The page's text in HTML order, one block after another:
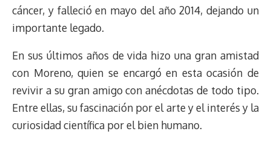
cáncer, y falleció en mayo del año 2014, dejando un
importante legado.
En sus últimos años de vida hizo una gran amistad
con Moreno, quien se encargó en esta ocasión de
revivir a su gran amigo con anécdotas de todo tipo.
Entre ellas, su fascinación por el arte y el interés y la
curiosidad científica por el bien humano.